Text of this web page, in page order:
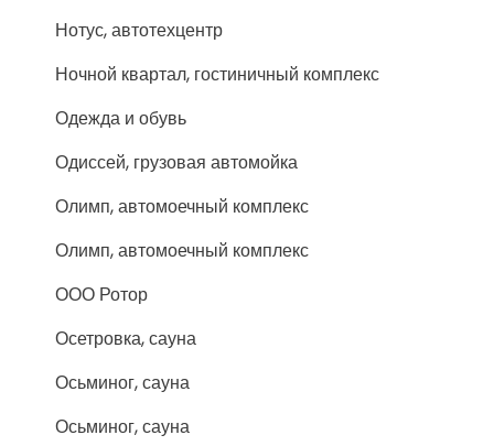
Нотус, автотехцентр
Ночной квартал, гостиничный комплекс
Одежда и обувь
Одиссей, грузовая автомойка
Олимп, автомоечный комплекс
Олимп, автомоечный комплекс
ООО Ротор
Осетровка, сауна
Осьминог, сауна
Осьминог, сауна